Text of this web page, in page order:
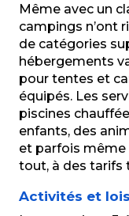
Même avec un
campings n’ont
de catégories
hébergements
pour tentes et
équipés. Les
piscines
enfants, des
et parfois même
tout, à des tarifs
Activités et